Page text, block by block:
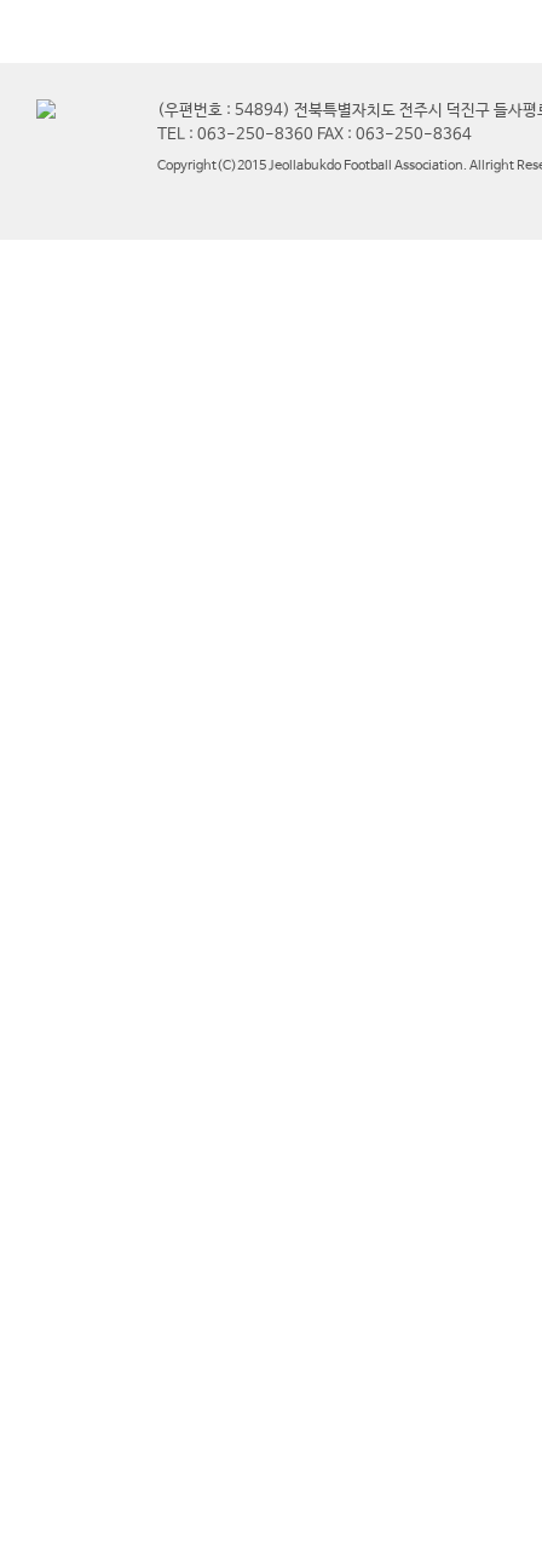
(우편번호 : 54894) 전북특별자치도 전주시 덕진구 들사
TEL : 063-250-8360 FAX : 063-250-8364
Copyright(C)2015 Jeollabukdo Football Association. Allright